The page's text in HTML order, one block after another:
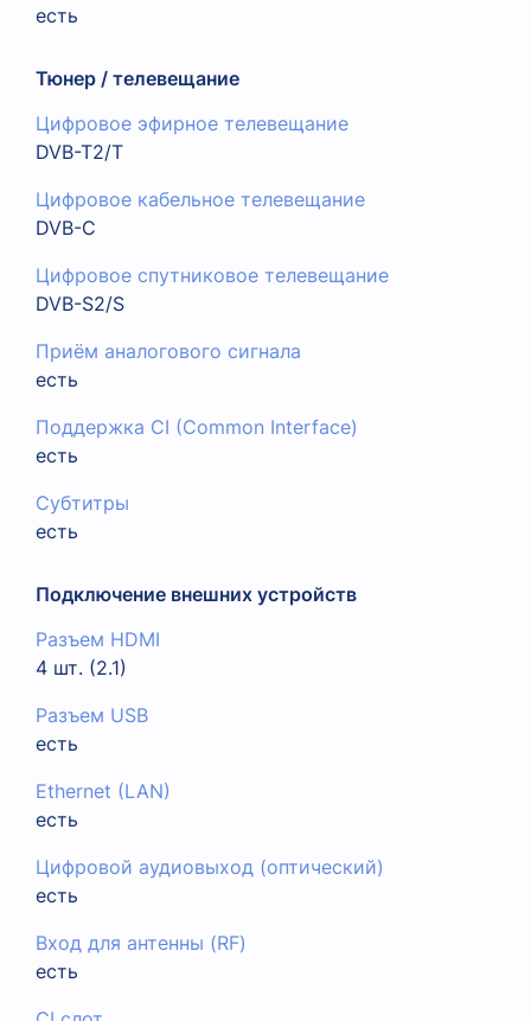
есть
Тюнер / телевещание
Цифровое эфирное телевещание
DVB-T2/T
Цифровое кабельное телевещание
DVB-C
Цифровое спутниковое телевещание
DVB-S2/S
Приём аналогового сигнала
есть
Поддержка CI (Common Interface)
есть
Субтитры
есть
Подключение внешних устройств
Разъем HDMI
4 шт. (2.1)
Разъем USB
есть
Ethernet (LAN)
есть
Цифровой аудиовыход (оптический)
есть
Вход для антенны (RF)
есть